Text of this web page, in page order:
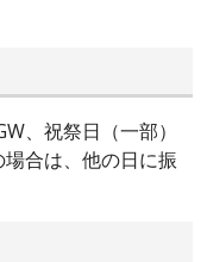
、祝祭日（一部）
合は、他の日に振